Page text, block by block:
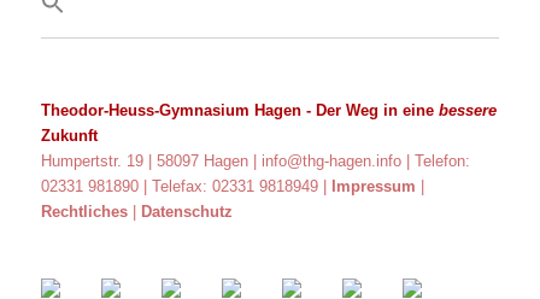
Theodor-Heuss-Gymnasium Hagen - Der Weg in einebessere
Zukunft
Humpertstr. 19 | 58097 Hagen | info@thg-hagen.info | Telefon:
02331 981890 | Telefax: 02331 9818949 | Impressum |
Rechtliches | Datenschutz